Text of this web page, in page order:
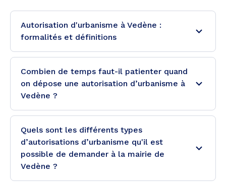
Autorisation d'urbanisme à Vedène :
formalités et définitions
Combien de temps faut-il patienter quand
on dépose une autorisation d’urbanisme à
Vedène ?
Quels sont les différents types
d’autorisations d’urbanisme qu'il est
possible de demander à la mairie de
Vedène ?